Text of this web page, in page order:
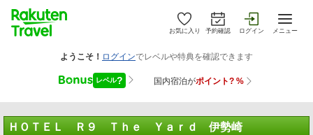
お気に入り 予約確認 ログイン メニュー
ＨＯＴＥＬ Ｒ９ Ｔｈｅ Ｙａｒｄ 伊勢崎